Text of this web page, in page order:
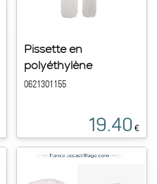
Pissette en
polyéthylène
0621301155
19.40 €